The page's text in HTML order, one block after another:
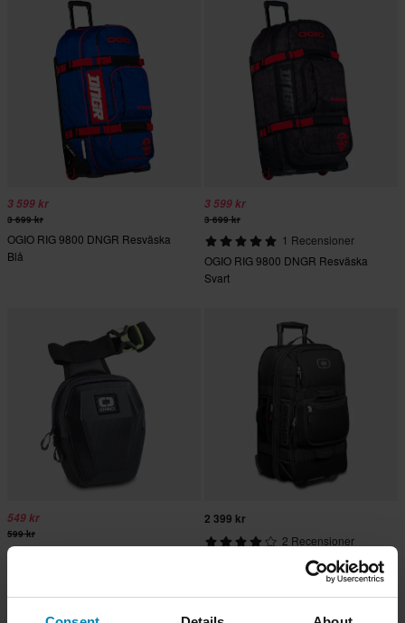
3 599 kr
3 699 kr
OGIO RIG 9800 DNGR Resväska
Blå
3 599 kr
3 699 kr
1 Recensioner
OGIO RIG 9800 DNGR Resväska
Svart
549 kr
599 kr
2 399 kr
2 Recensioner
OGIO Onu 22 Carryon Travelbag